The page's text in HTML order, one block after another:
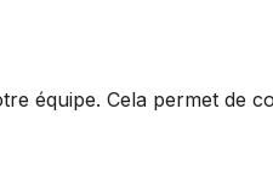
équipe. Cela permet de